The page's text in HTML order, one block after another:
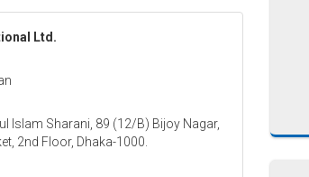
Ltd.
Islam Sharani, 89 (12/B) Bijoy Nagar,
2nd Floor, Dhaka-1000.